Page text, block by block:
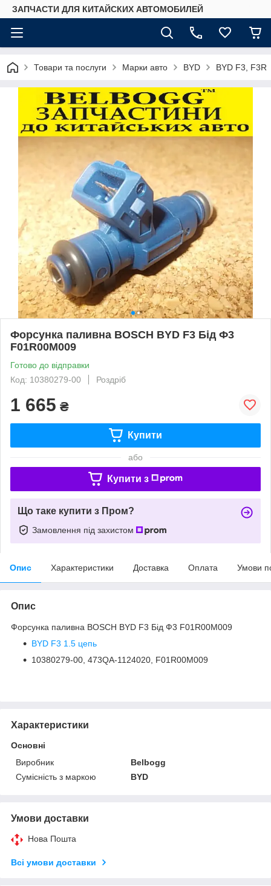
ЗАПЧАСТИ ДЛЯ КИТАЙСКИХ АВТОМОБИЛЕЙ
Товари та послуги Марки авто BYD BYD F3, F3R
Форсунка паливна BOSCH BYD F3 Бід Ф3
F01R00M009
Готово до відправки
Код: 10380279-00
Роздріб
1 665 ₴
Купити
або
Купити з
Що таке купити з Пром?
Замовлення під захистом
Опис Характеристики Доставка Оплата Умови
Опис
Форсунка паливна BOSCH BYD F3 Бід Ф3 F01R00M009
BYD F3 1.5 цепь
10380279-00, 473QA-1124020, F01R00M009
Характеристики
Основні
Виробник
Belbogg
Сумісність з маркою
BYD
Умови доставки
Нова Пошта
Всі умови доставки